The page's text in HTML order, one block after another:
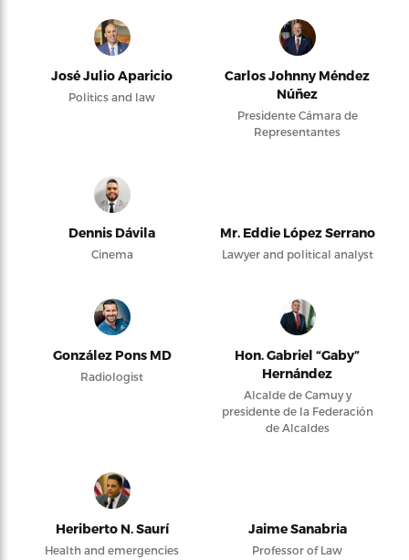
José Julio Aparicio
Politics and law
Carlos Johnny Méndez
Núñez
Presidente Cámara de
Representantes
Dennis Dávila
Cinema
Mr. Eddie López Serrano
Lawyer and political analyst
González Pons MD
Radiologist
Hon. Gabriel “Gaby”
Hernández
Alcalde de Camuy y
presidente de la Federación
de Alcaldes
Heriberto N. Saurí
Health and emergencies
Jaime Sanabria
Professor of Law